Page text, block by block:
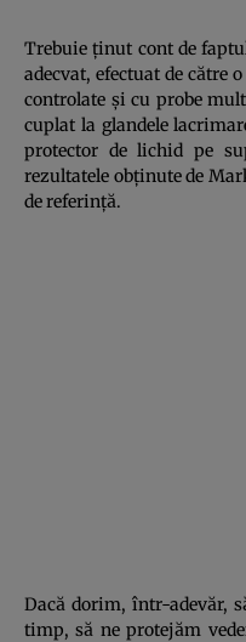
Trebuie ţinut cont de
adecvat, efectuat de către
controlate şi cu probe
cuplat la glandele
protector de lichid pe
rezultatele obţinute de
de referinţă.
Dacă dorim, într-adevăr,
timp, să ne protejăm